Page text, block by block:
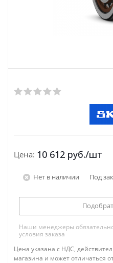
Цена: 10 612 руб./шт
Нет в наличии Под
Наши менеджеры
условия заказа
Цена указана с НДС,
магазина и может отличаться